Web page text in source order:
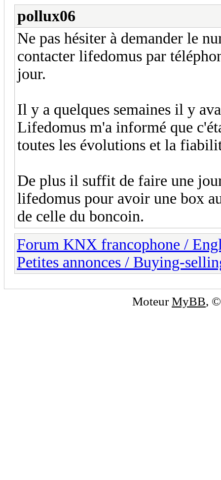
pollux06
Ne pas hésiter à demander le
contacter lifedomus par
jour.
Il y a quelques semaines il y
Lifedomus m'a informé que
toutes les évolutions et la
De plus il suffit de faire une
lifedomus pour avoir une box
de celle du boncoin.
Forum KNX francophone /
Petites annonces / Buying-
MoteurMyBB,